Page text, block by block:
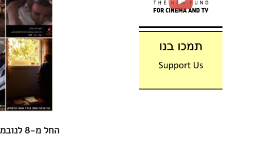
החל מ-8 לנובמבר 2017, ימי רביעי אחת לשבועיים בין השעות 16:30-20:00